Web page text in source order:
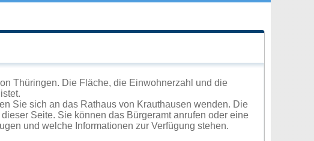
Thüringen. Die Fläche, die Einwohnerzahl und die
Sie sich an das Rathaus von Krauthausen wenden. Die
Seite. Sie können das Bürgeramt anrufen oder eine
und welche Informationen zur Verfügung stehen.